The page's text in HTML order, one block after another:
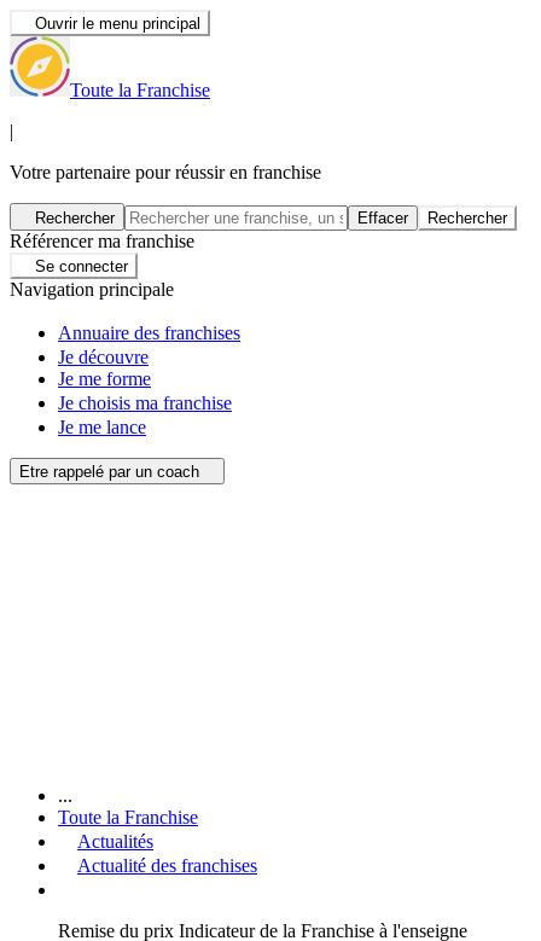
Ouvrir le menu principal
Toute la Franchise
|
Votre partenaire pour réussir en franchise
Rechercher Effacer Rechercher
Référencer ma franchise
Se connecter
Navigation principale
Annuaire des franchises
Je découvre
Je me forme
Je choisis ma franchise
Je me lance
Etre rappelé par un coach
...
Toute la Franchise
Actualités
Actualité des franchises
Remise du prix Indicateur de la Franchise à l'enseigne